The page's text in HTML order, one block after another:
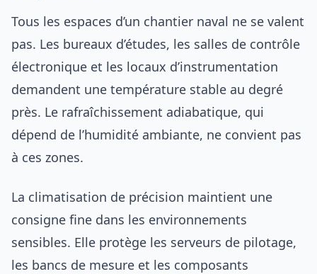
Tous les espaces d’un chantier naval ne se valent
pas. Les bureaux d’études, les salles de contrôle
électronique et les locaux d’instrumentation
demandent une température stable au degré
près. Le rafraîchissement adiabatique, qui
dépend de l’humidité ambiante, ne convient pas
à ces zones.
La climatisation de précision maintient une
consigne fine dans les environnements
sensibles. Elle protège les serveurs de pilotage,
les bancs de mesure et les composants